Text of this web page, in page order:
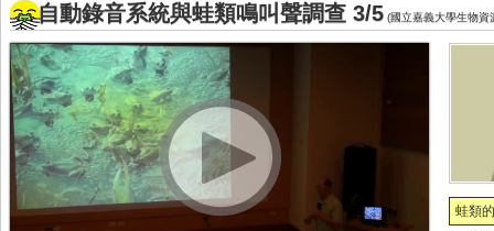
自動錄音系統與蛙類鳴叫聲調查 3/5 (國立嘉義大學生物
蛙類